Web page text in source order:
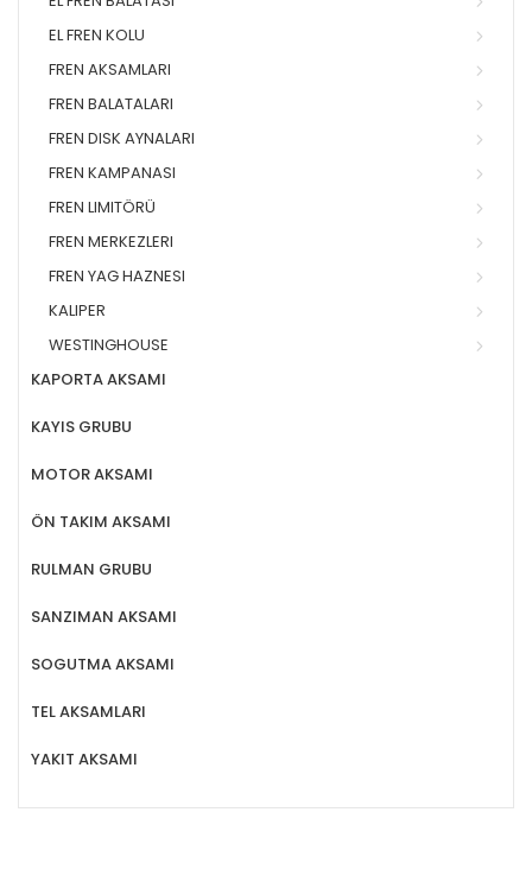
EL FREN KOLU
FREN AKSAMLARI
FREN BALATALARI
FREN DISK AYNALARI
FREN KAMPANASI
FREN LIMITÖRÜ
FREN MERKEZLERI
FREN YAG HAZNESI
KALIPER
WESTINGHOUSE
KAPORTA AKSAMI
KAYIS GRUBU
MOTOR AKSAMI
ÖN TAKIM AKSAMI
RULMAN GRUBU
SANZIMAN AKSAMI
SOGUTMA AKSAMI
TEL AKSAMLARI
YAKIT AKSAMI